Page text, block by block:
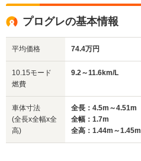
燃費
駆動方式
プログレの基本情報
平均価格 74.4万円
10.15モード
燃費
9.2～11.6km/L
車体寸法
(全長x全幅x全
高)
全長：4.5m～4.51m
全幅：1.7m
全高：1.44m～1.45m